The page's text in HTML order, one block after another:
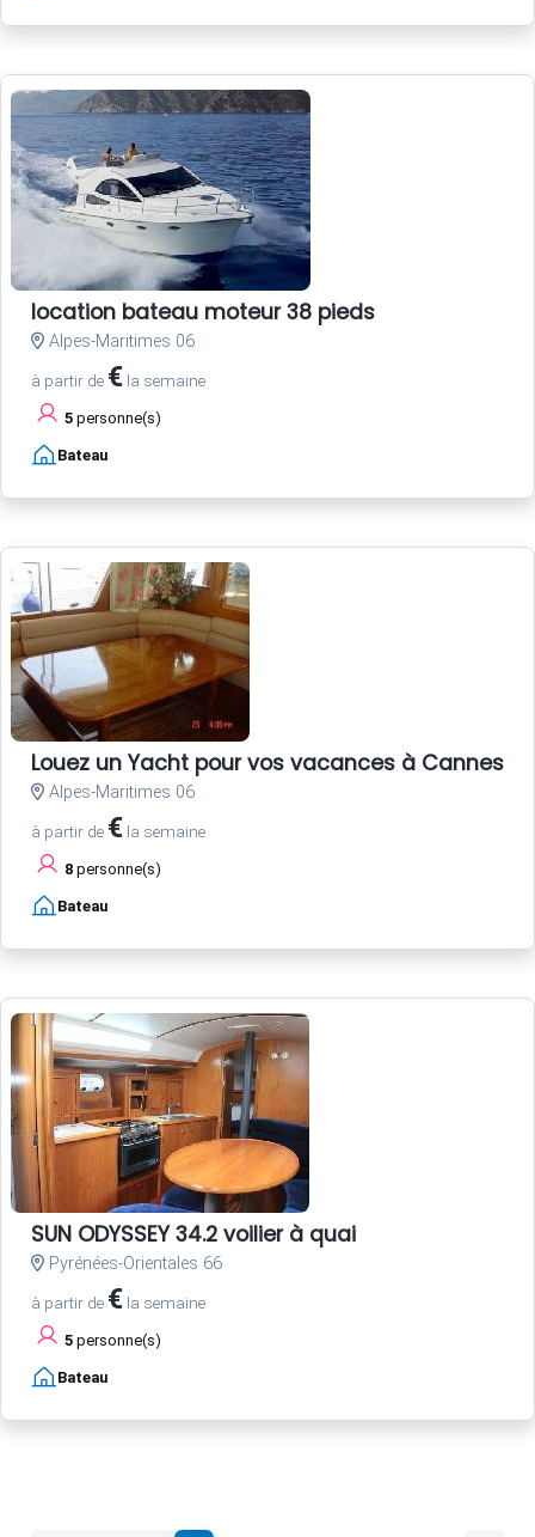
location bateau moteur 38 pieds
Alpes-Maritimes 06
à partir de € la semaine
5 personne(s)
Bateau
Louez un Yacht pour vos vacances à Cannes
Alpes-Maritimes 06
à partir de € la semaine
8 personne(s)
Bateau
SUN ODYSSEY 34.2 voilier à quai
Pyrénées-Orientales 66
à partir de € la semaine
5 personne(s)
Bateau